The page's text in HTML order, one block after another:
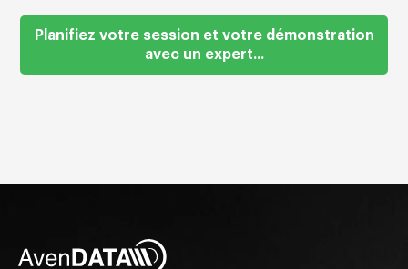
Planifiez votre session et votre démonstration
avec un expert...